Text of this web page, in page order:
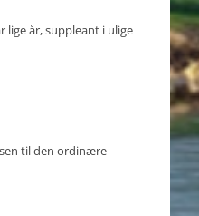
lige år, suppleant i ulige
til den ordinære